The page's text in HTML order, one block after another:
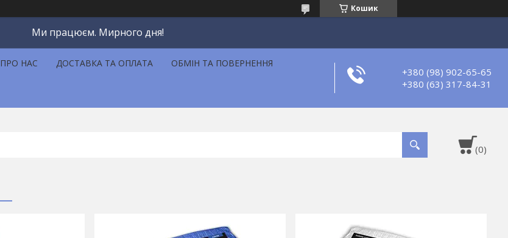
Кошик
Ми працюєм. Мирного дня!
ПРО НАС ДОСТАВКА ТА ОПЛАТА ОБМІН ТА ПОВЕРНЕННЯ
+380 (98) 902-65-65
+380 (63) 317-84-31